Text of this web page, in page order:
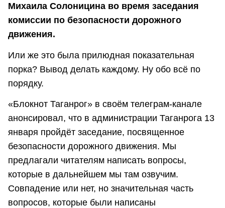
Михаила Солоницина во время заседания
комиссии по безопасности дорожного
движения.
Или же это была прилюдная показательная
порка? Вывод делать каждому. Ну обо всё по
порядку.
«Блокнот Таганрог» в своём телеграм-канале
анонсировал, что в администрации Таганрога 13
января пройдёт заседание, посвященное
безопасности дорожного движения. Мы
предлагали читателям написать вопросы,
которые в дальнейшем мы там озвучим.
Совпадение или нет, но значительная часть
вопросов, которые были написаны